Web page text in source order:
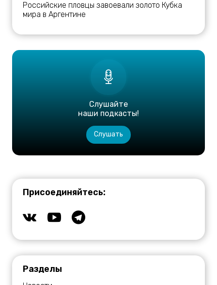
Российские пловцы завоевали золото Кубка
мира в Аргентине
Слушайте
наши подкасты!
Слушать
Присоединяйтесь:
Разделы